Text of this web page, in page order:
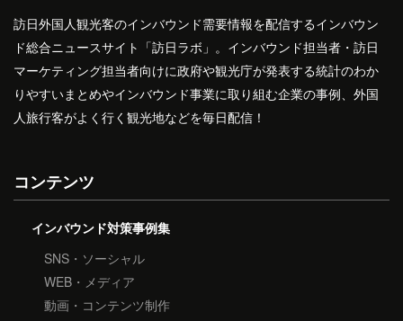
訪日外国人観光客のインバウンド需要情報を配信するインバウン
ド総合ニュースサイト「訪日ラボ」。インバウンド担当者・訪日
マーケティング担当者向けに政府や観光庁が発表する統計のわか
りやすいまとめやインバウンド事業に取り組む企業の事例、外国
人旅行客がよく行く観光地などを毎日配信！
コンテンツ
インバウンド対策事例集
SNS・ソーシャル
WEB・メディア
動画・コンテンツ制作